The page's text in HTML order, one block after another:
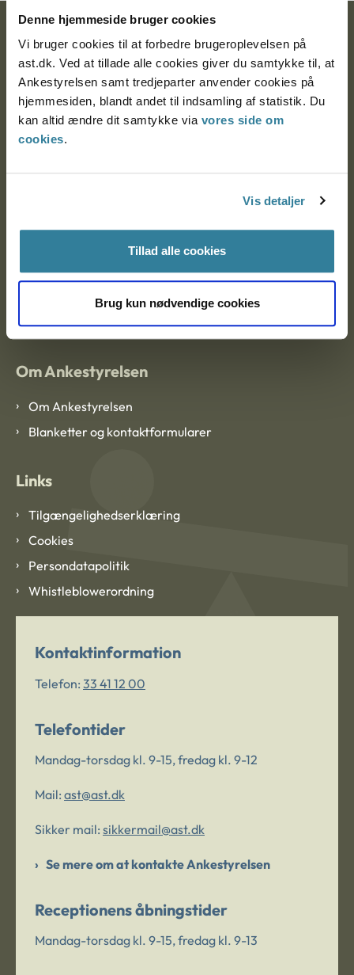
Denne hjemmeside bruger cookies
Vi bruger cookies til at forbedre brugeroplevelsen på
ast.dk. Ved at tillade alle cookies giver du samtykke til, at
Ankestyrelsen samt tredjeparter anvender cookies på
hjemmesiden, blandt andet til indsamling af statistik. Du
kan altid ændre dit samtykke via vores side om
cookies.
Vis detaljer
Tillad alle cookies
Brug kun nødvendige cookies
Ankestyrelsen
Postadresse:
Nytorv 7, 2. sal
9000 Aalborg
Ankestyrelsen København
CVR: 1007 4002
Om Ankestyrelsen
Om Ankestyrelsen
Blanketter og kontaktformularer
Links
Tilgængelighedserklæring
Cookies
Persondatapolitik
Whistleblowerordning
Kontaktinformation
Telefon: 33 41 12 00
Telefontider
Mandag-torsdag kl. 9-15, fredag kl. 9-12
Mail: ast@ast.dk
Sikker mail: sikkermail@ast.dk
Se mere om at kontakte Ankestyrelsen
Receptionens åbningstider
Mandag-torsdag kl. 9-15, fredag kl. 9-13